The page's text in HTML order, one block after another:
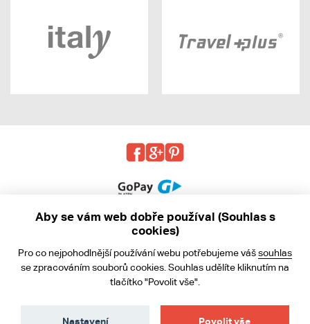
Obchodní podmínky
Ochrana osobních údajů
Aby se vám web dobře používal (Souhlas s
cookies)
Pro co nejpohodlnější používání webu potřebujeme vášsouhlas
se zpracováním souborů cookies. Souhlas udělíte kliknutím na
tlačítko "Povolit vše".
Povolit vše
Nastavení